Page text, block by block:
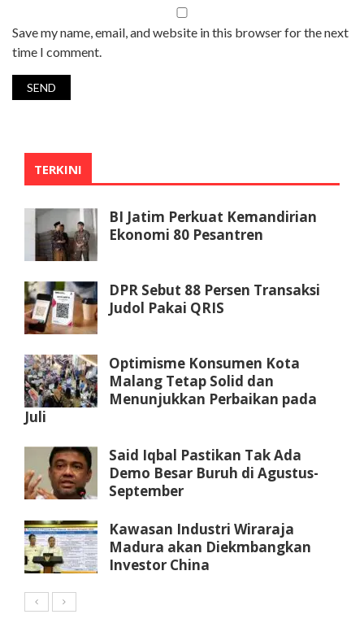
Save my name, email, and website in this browser for the next
time I comment.
TERKINI
BI Jatim Perkuat Kemandirian
Ekonomi 80 Pesantren
DPR Sebut 88 Persen Transaksi
Judol Pakai QRIS
Optimisme Konsumen Kota
Malang Tetap Solid dan
Menunjukkan Perbaikan pada
Juli
Said Iqbal Pastikan Tak Ada
Demo Besar Buruh di Agustus-
September
Kawasan Industri Wiraraja
Madura akan Diekmbangkan
Investor China